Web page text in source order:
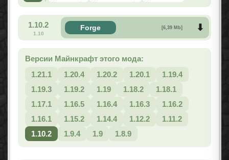
1.10.2
1.10
Forge [6,39 Mb]
Версии Майнкрафт этого мода:
1.21.1
1.20.4 1.20.2 1.20.1
1.19.4
1.19.3
1.19.2 1.19 1.18.2
1.18.1
1.17.1
1.16.5 1.16.4 1.16.3
1.16.2
1.16.1
1.15.2 1.14.4 1.12.2
1.11.2
1.10.2
1.9.4 1.9 1.8.9